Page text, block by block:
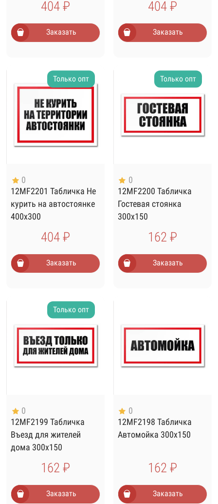
404 ₽
Заказать
404 ₽
Заказать
Только опт
0
12MF2201 Табличка Не
курить на автостоянке
400х300
404 ₽
Заказать
Только опт
0
12MF2200 Табличка
Гостевая стоянка
300х150
162 ₽
Заказать
Только опт
0
12MF2199 Табличка
Въезд для жителей
дома 300х150
162 ₽
Заказать
0
12MF2198 Табличка
Автомойка 300х150
162 ₽
Заказать